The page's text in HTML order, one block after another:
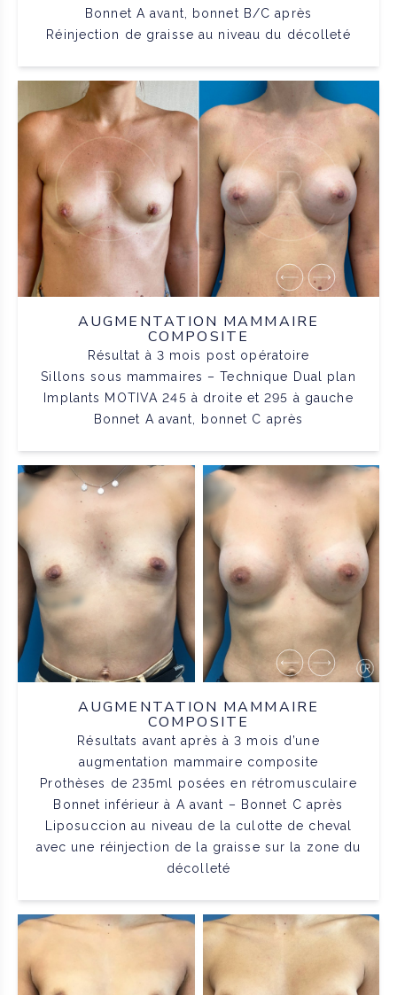
Bonnet A avant, bonnet B/C après
Réinjection de graisse au niveau du décolleté
AUGMENTATION MAMMAIRE
COMPOSITE
Résultat à 3 mois post opératoire
Sillons sous mammaires – Technique Dual plan
Implants MOTIVA 245 à droite et 295 à gauche
Bonnet A avant, bonnet C après
AUGMENTATION MAMMAIRE
COMPOSITE
Résultats avant après à 3 mois d’une
augmentation mammaire composite
Prothèses de 235ml posées en rétromusculaire
Bonnet inférieur à A avant – Bonnet C après
Liposuccion au niveau de la culotte de cheval
avec une réinjection de la graisse sur la zone du
décolleté